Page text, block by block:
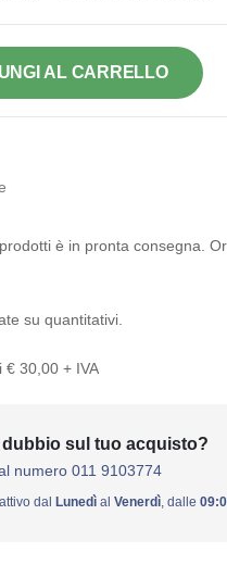
AL CARRELLO
è in pronta consegna.
su quantitativi.
€ 30,00 + IVA
dubbio sul tuo acquisto?
numero 011 9103774
dal Lunedìal Venerdì, dalle